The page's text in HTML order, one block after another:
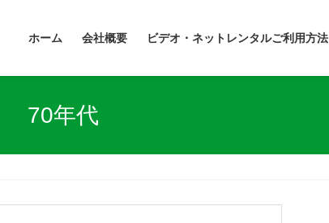
ホーム 会社概要 ビデオ・ネットレンタルご利用方法
70年代